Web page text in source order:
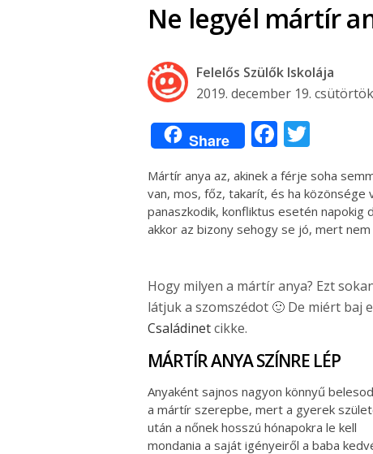
Ne legyél mártír
Felelős Szülők Iskolája
2019. december 19. csütörtök
Share
Mártír anya az, akinek a férje soha
van, mos, főz, takarít, és ha közönsége
panaszkodik, konfliktus esetén napokig
akkor az bizony sehogy se jó, mert
Hogy milyen a mártír anya? Ezt
látjuk a szomszédot 🙂 De miért baj
Családinetcikke.
MÁRTÍR ANYA SZÍNRE LÉP
Anyaként sajnos nagyon könnyű
a mártír szerepbe, mert a gyerek
után a nőnek hosszú hónapokra le kell
mondania a saját igényeiről a baba